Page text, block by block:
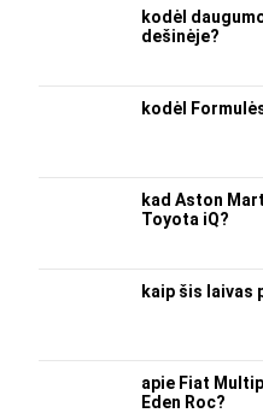
kodėl
dešinėje?
kodėl
kad Aston
Toyota iQ?
kaip šis laivas
apie Fiat
Eden Roc?